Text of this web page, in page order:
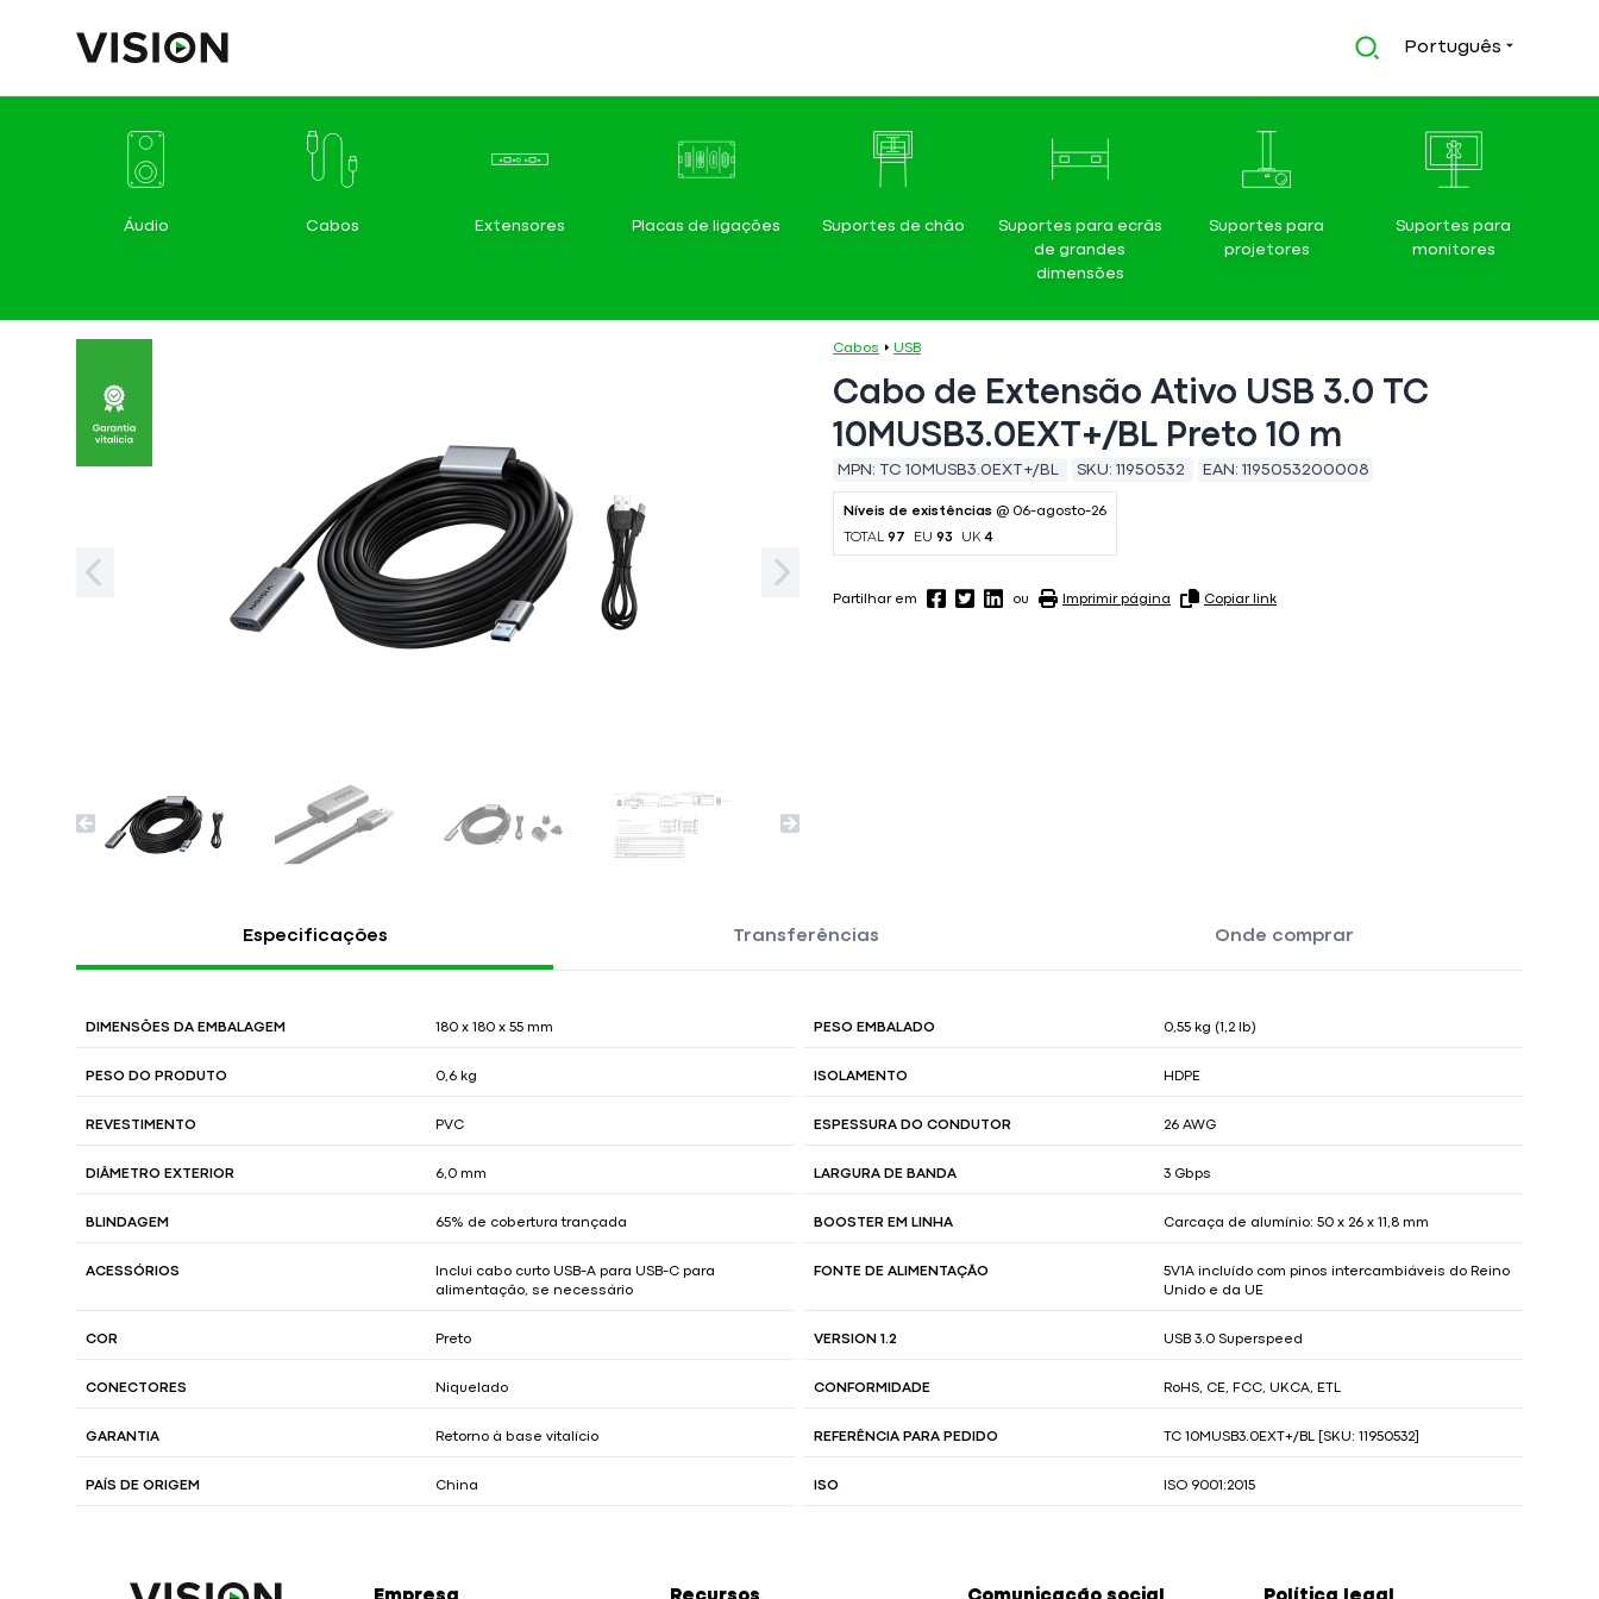
Português
Áudio Cabos Extensores Placas de ligações Suportes de chão
Suportes para ecrãs
de grandes
dimensões
Suportes para
projetores
Suportes para
monitores
Cabos USB
Cabo de Extensão Ativo USB 3.0 TC
10MUSB3.0EXT+/BL Preto 10 m
MPN: TC 10MUSB3.0EXT+/BL SKU: 11950532 EAN: 1195053200008
Níveis de existências @ 06-agosto-26
TOTAL 97 EU 93 UK4
Partilhar em ou Imprimir página Copiar link
Especificações Transferências Onde comprar
DIMENSÕES DA EMBALAGEM 180 x 180 x 55 mm PESO EMBALADO 0,55 kg (1,2 lb)
PESO DO PRODUTO 0,6 kg ISOLAMENTO HDPE
REVESTIMENTO PVC ESPESSURA DO CONDUTOR 26 AWG
DIÂMETRO EXTERIOR 6,0 mm LARGURA DE BANDA 3 Gbps
BLINDAGEM 65% de cobertura trançada BOOSTER EM LINHA Carcaça de alumínio: 50 x 26 x 11,8 mm
ACESSÓRIOS
Inclui cabo curto USB-A para USB-C para
alimentação, se necessário
FONTE DE ALIMENTAÇÃO
5V1A incluído com pinos intercambiáveis do Reino
Unido e da UE
COR Preto VERSION 1.2 USB 3.0 Superspeed
CONECTORES Niquelado CONFORMIDADE RoHS, CE, FCC, UKCA, ETL
GARANTIA Retorno à base vitalício REFERÊNCIA PARA PEDIDO TC 10MUSB3.0EXT+/BL [SKU: 11950532]
PAÍS DE ORIGEM China ISO ISO 9001:2015